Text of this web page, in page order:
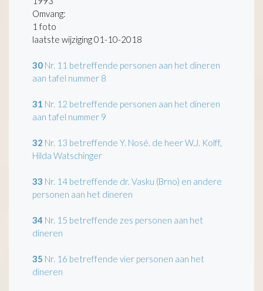
Omvang:
1 foto
laatste wijziging 01-10-2018
30 Nr. 11 betreffende personen aan het dineren
aan tafel nummer 8
31 Nr. 12 betreffende personen aan het dineren
aan tafel nummer 9
32 Nr. 13 betreffende Y. Nosé. de heer W.J. Kolff,
Hilda Watschinger
33 Nr. 14 betreffende dr. Vasku (Brno) en andere
personen aan het dineren
34 Nr. 15 betreffende zes personen aan het
dineren
35 Nr. 16 betreffende vier personen aan het
dineren